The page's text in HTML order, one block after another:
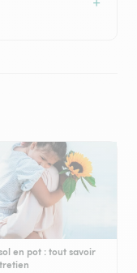
en pot : tout savoir